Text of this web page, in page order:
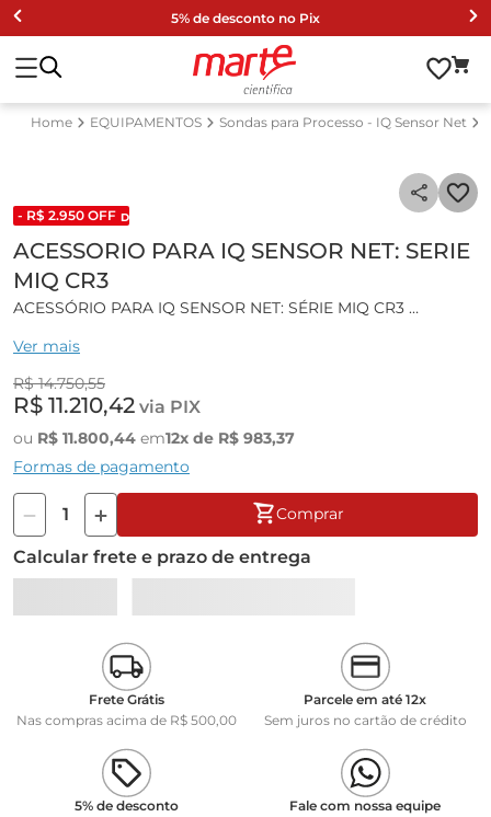
5% de desconto no Pix
EQUIPAMENTOS Sondas para Processo - IQ Sensor Net
- R$ 2.950 OFF DESCONTO DE LISTA 2024
ACESSORIO PARA IQ SENSOR NET: SERIE
MIQ CR3
ACESSÓRIO PARA IQ SENSOR NET: SÉRIE MIQ CR3
Características gerais:
Módulo com 3 Saídas Analógicas e 3 Relés;
Componente básico para os sistemas 2020 e 184 XT;
Integração ao sistema por sobreposição ou cabo;
Conexão de até 2 Sensores;
3 saídas analógicas (0/4-20 mA) e 3 relês ( 250 VAC/ 5 A );
Componente básico para o sistema 2020.
PART NUMBER 480014
MARCA WTW
Ver mais
R$ 14.750,55
R$ 11.210,42 via PIX
ou R$ 11.800,44 em12x de R$ 983,37
Formas de pagamento
Comprar
Calcular frete e prazo de entrega
Frete Grátis
Nas compras acima de R$ 500,00
Parcele em até 12x
Sem juros no cartão de crédito
5% de desconto
Fale com nossa equipe